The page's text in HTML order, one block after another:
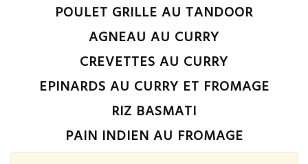
POULET GRILLE AU TANDOOR
AGNEAU AU CURRY
CREVETTES AU CURRY
EPINARDS AU CURRY ET FROMAGE
RIZ BASMATI
PAIN INDIEN AU FROMAGE